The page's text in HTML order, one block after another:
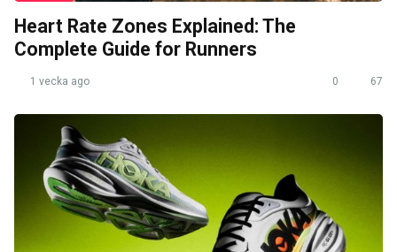
Heart Rate Zones Explained: The
Complete Guide for Runners
1 vecka ago 0 67